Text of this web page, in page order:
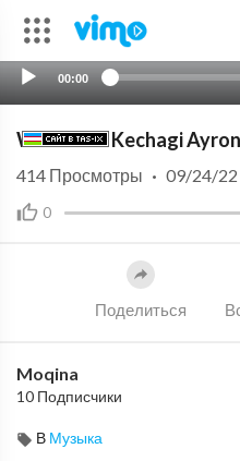
00:00
W WRLD - Kechagi
0
414 Просмотры · 09/24/22
Поделиться
Moqina
10 Подписчики
В Музыка